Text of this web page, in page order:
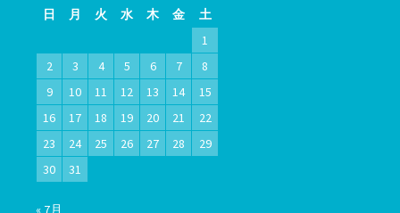
日
月 火 水 木 金
土
1
2
3 4 5 6 7
8
9
10 11 12 13 14
15
16
17 18 19 20 21
22
23
24 25 26 27 28
29
30
31
« 7月